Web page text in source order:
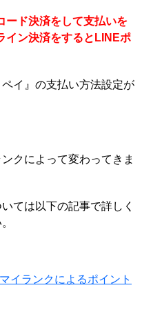
ード決済をして支払いを
イン決済をするとLINEポ
イ』の支払い方法設定が
クによって変わってきま
ては以下の記事で詳しく
イランクによるポイント